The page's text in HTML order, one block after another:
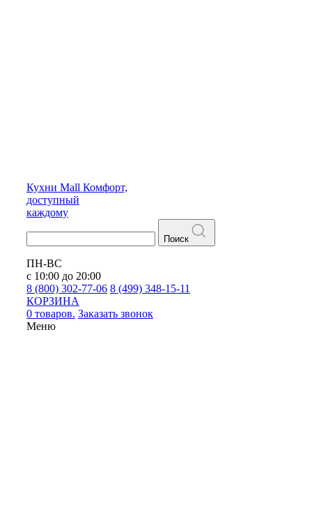
Кухни Mall Комфорт,
доступный
каждому
Поиск
ПН-ВС
с 10:00 до 20:00
8 (800) 302-77-06 8 (499) 348-15-11
КОРЗИНА
0 товаров. Заказать звонок
Меню